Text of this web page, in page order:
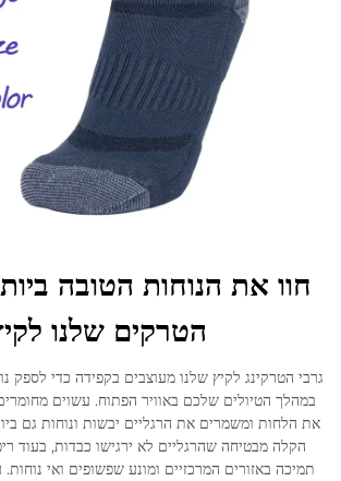
חוו את הנוחות הטובה
הטרקים שלנו
גרבי הטרקינג לקיץ שלנו מעוצבים בקפידה כדי לספק
במהלך הטיולים שלכם באוויר הפתוח. עשוים
את הלחות ומשמרים את הרגליים יבשות ונוחות גם
הקלה מבטיחה שהרגליים לא ירגישו כבדות, בעוד
תמיכה באזורים המרכזיים ומונע שפשופים ואי